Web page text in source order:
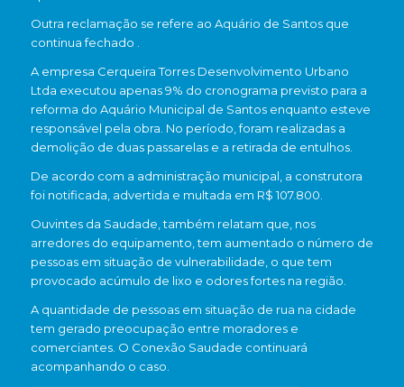
Outra reclamação se refere ao Aquário de Santos que
continua fechado .
A empresa Cerqueira Torres Desenvolvimento Urbano
Ltda executou apenas 9% do cronograma previsto para a
reforma do Aquário Municipal de Santos enquanto esteve
responsável pela obra. No período, foram realizadas a
demolição de duas passarelas e a retirada de entulhos.
De acordo com a administração municipal, a construtora
foi notificada, advertida e multada em R$ 107.800.
Ouvintes da Saudade, também relatam que, nos
arredores do equipamento, tem aumentado o número de
pessoas em situação de vulnerabilidade, o que tem
provocado acúmulo de lixo e odores fortes na região.
A quantidade de pessoas em situação de rua na cidade
tem gerado preocupação entre moradores e
comerciantes. O Conexão Saudade continuará
acompanhando o caso.